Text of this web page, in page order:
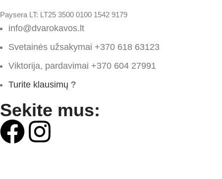
Paysera LT: LT25 3500 0100 1542 9179
info@dvarokavos.lt
Svetainės užsakymai +370 618 63123
Viktorija, pardavimai +370 604 27991
Turite klausimų ?
Sekite mus: